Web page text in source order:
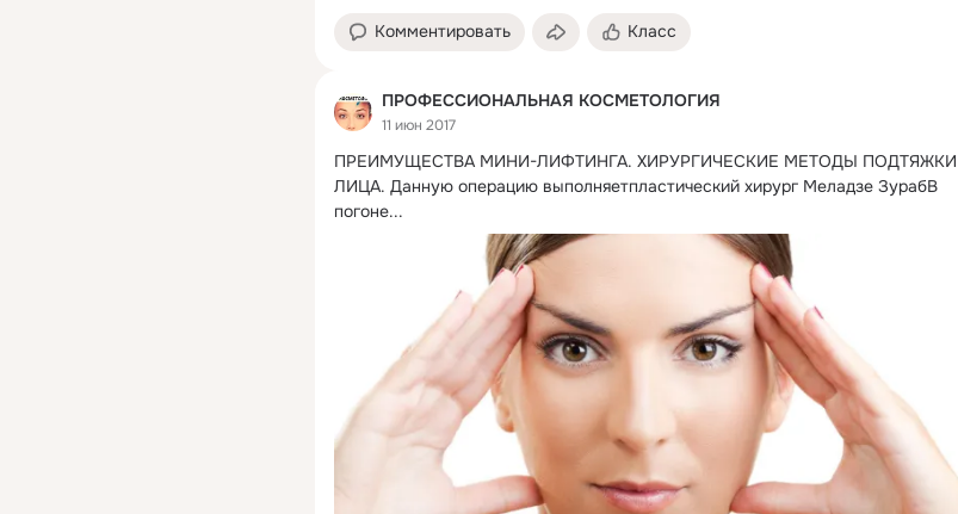
Комментировать Класс
ПРОФЕССИОНАЛЬНАЯ КОСМЕТОЛОГИЯ
11 июн 2017
ПРЕИМУЩЕСТВА МИНИ-ЛИФТИНГА. ХИРУРГИЧЕСКИЕ МЕТОДЫ ПОДТЯЖКИ
ЛИЦА. Данную операцию выполняетпластический хирург Меладзе ЗурабВ
погоне...